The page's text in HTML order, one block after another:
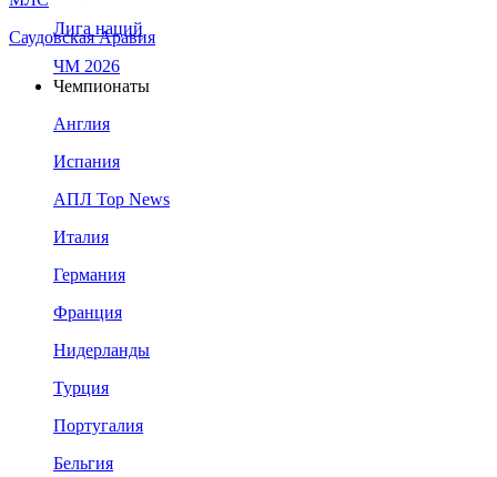
Саудовская Аравия
Лига наций
ЧМ 2026
Чемпионаты
Англия
Испания
АПЛ Top News
Италия
Германия
Франция
Нидерланды
Турция
Португалия
Бельгия